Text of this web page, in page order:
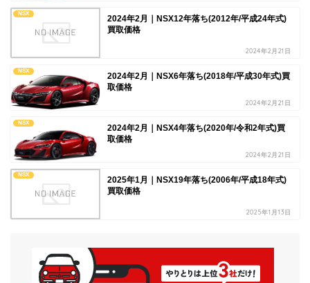
NSX
2024年2月｜NSX12年落ち(2012年/平成24年式)
買取価格
2024年2月21日
NSX
2024年2月｜NSX6年落ち(2018年/平成30年式)買
取価格
2024年2月21日
NSX
2024年2月｜NSX4年落ち(2020年/令和2年式)買
取価格
2024年2月21日
NSX
2025年1月｜NSX19年落ち(2006年/平成18年式)
買取価格
2025年1月13日